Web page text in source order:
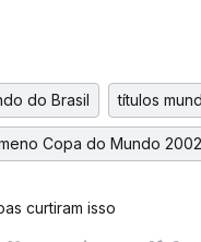
do Brasil títulos
Copa do Mundo 2002
curtiram isso